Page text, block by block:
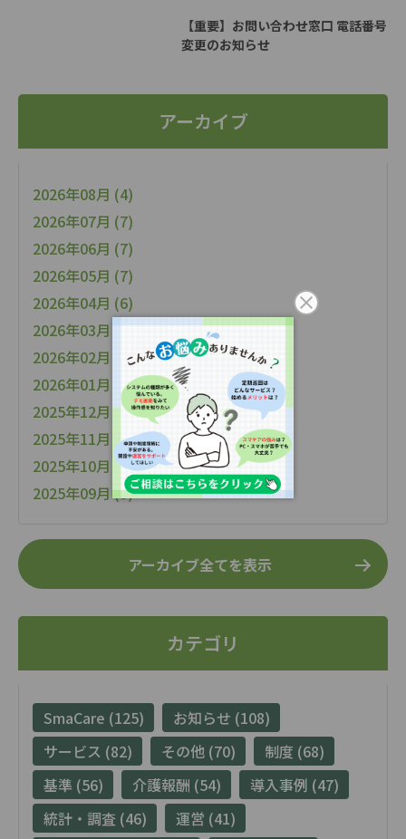
【重要】お問い合わせ窓口 電話番号
変更のお知らせ
アーカイブ
2026年08月 (4)
2026年07月 (7)
2026年06月 (7)
2026年05月 (7)
2026年04月 (6)
2026年03月 (9)
2026年02月 (10)
2026年01月 (6)
2025年12月 (15)
2025年11月 (7)
2025年10月 (9)
2025年09月 (9)
アーカイブ全てを表示
カテゴリ
SmaCare (125)
お知らせ (108)
サービス (82)
その他 (70)
制度 (68)
基準 (56)
介護報酬 (54)
導入事例 (47)
統計・調査 (46)
運営 (41)